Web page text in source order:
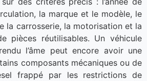
la marque et le modèle, le
la carrosserie, la motorisation et la
pièces réutilisables. Un véhicule
l’âme peut encore avoir une
composants mécaniques ou de
frappé par les restrictions de